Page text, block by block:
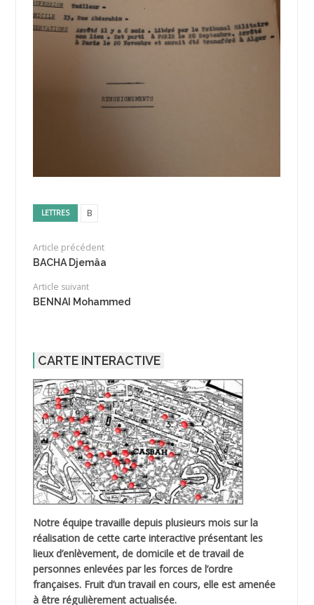
LETTRES B
Article précédent
BACHA Djemâa
Article suivant
BENNAI Mohammed
CARTE INTERACTIVE
Notre équipe travaille depuis plusieurs mois sur la
réalisation de cette carte interactive présentant les
lieux d’enlèvement, de domicile et de travail de
personnes enlevées par les forces de l’ordre
françaises. Fruit d’un travail en cours, elle est amenée
à être régulièrement actualisée.